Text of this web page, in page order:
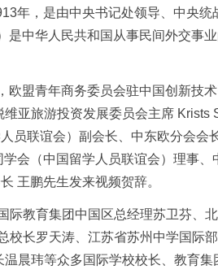
年，是由中央书记处领导、中央统
是中华人民共和国从事民间外交事
欧盟青年商务委员会驻中国创新技
亚旅游投资发展委员会主席 Krists
员联谊会）副会长、中东欧分会会
会（中国留学人员联谊会）理事、
王鹏先生发来视频贺辞。
际教育集团中国区总经理苏卫芬、
校长罗天涛、江苏省苏州中学国际
晨玮等众多国际学校校长、教育集